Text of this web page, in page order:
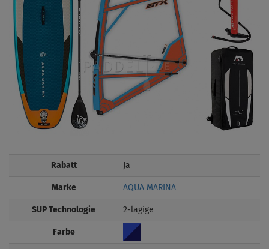
Rabatt Ja
Marke AQUA MARINA
SUP Technologie 2-lagige
Farbe